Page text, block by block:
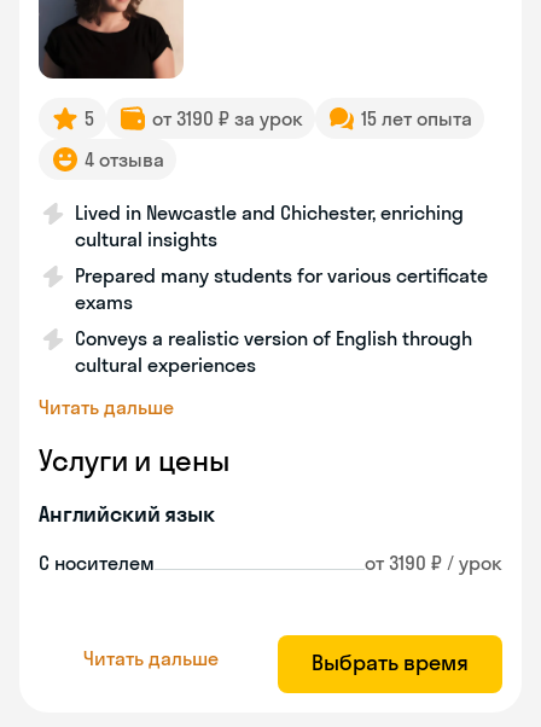
5 от 3190 ₽ за урок
15 лет опыта
4 отзыва
Lived in Newcastle and Chichester, enriching
cultural insights
Prepared many students for various certificate
exams
Conveys a realistic version of English through
cultural experiences
Читать дальше
Услуги и цены
Английский язык
С носителем от 3190 ₽ / урок
Читать дальше Выбрать время